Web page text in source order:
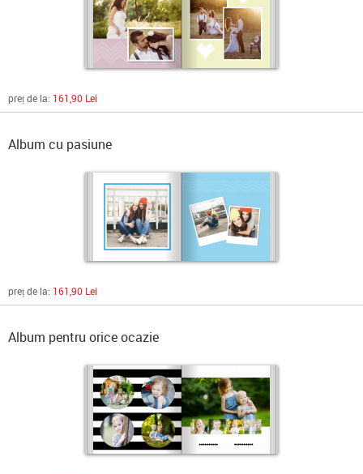
preț de la: 161,90 Lei
Album cu pasiune
preț de la: 161,90 Lei
Album pentru orice ocazie